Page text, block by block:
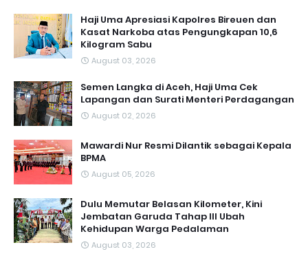
Haji Uma Apresiasi Kapolres Bireuen dan
Kasat Narkoba atas Pengungkapan 10,6
Kilogram Sabu
August 03, 2026
Semen Langka di Aceh, Haji Uma Cek
Lapangan dan Surati Menteri Perdagangan
August 02, 2026
Mawardi Nur Resmi Dilantik sebagai Kepala
BPMA
August 05, 2026
Dulu Memutar Belasan Kilometer, Kini
Jembatan Garuda Tahap III Ubah
Kehidupan Warga Pedalaman ‎
August 03, 2026